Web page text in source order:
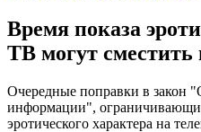
Время показа
ТВ могут сместить
Очередные поправки в закон
информации",
эротического характера на